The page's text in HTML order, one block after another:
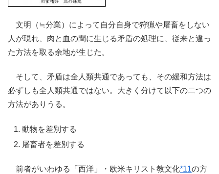
文明（≒分業）によって自分自身で狩猟や屠畜をしない
人が現れ、肉と血の間に生じる矛盾の処理に、従来と違っ
た方法を取る余地が生じた。
そして、矛盾は全人類共通であっても、その緩和方法は
必ずしも全人類共通ではない。大きく分けて以下の二つの
方法がありうる。
動物を差別する
屠畜者を差別する
前者がいわゆる「西洋」・欧米キリスト教文化*11の方